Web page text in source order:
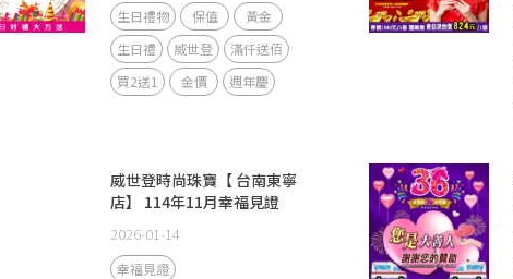
生日禮物 保值
黃金
生日禮
威世登
滿仟送佰
買2送1
金價 週年慶
威世登時尚珠寶【 台南東寧
店】 114年11月幸福見證
2026-01-14
幸福見證